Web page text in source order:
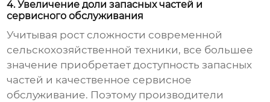
4. Увеличение доли запасных частей и
сервисного обслуживания
Учитывая рост сложности современной
сельскохозяйственной техники, все большее
значение приобретает доступность запасных
частей и качественное сервисное
обслуживание. Поэтому производители